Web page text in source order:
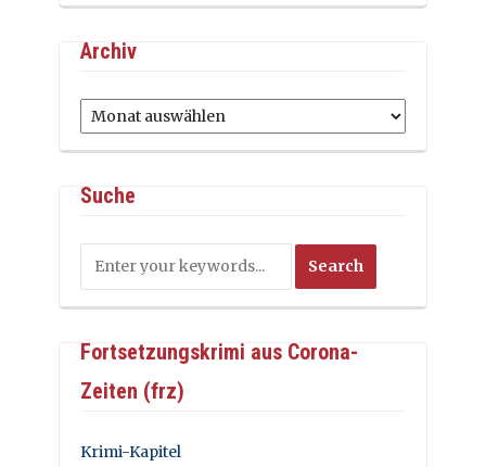
Archiv
Archiv
Suche
Fortsetzungskrimi aus Corona-
Zeiten (frz)
Krimi-Kapitel